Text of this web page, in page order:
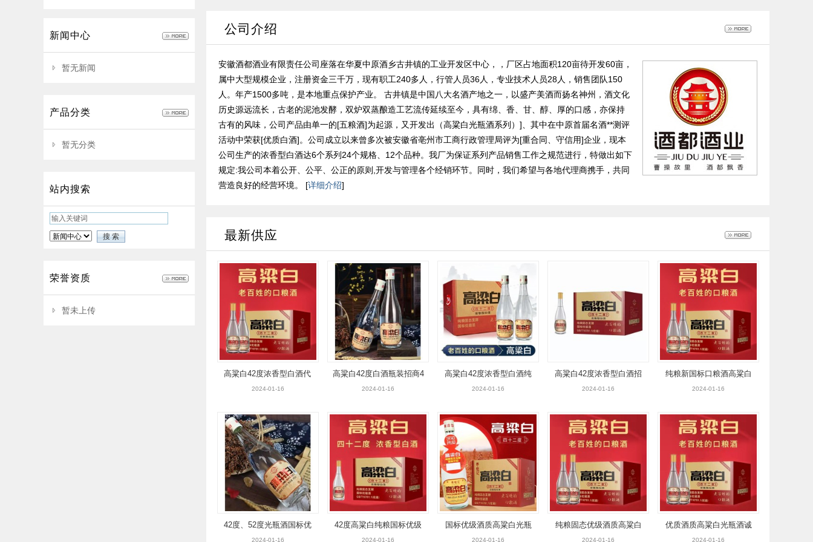
新闻中心
暂无新闻
产品分类
暂无分类
站内搜索
荣誉资质
暂未上传
公司介绍
安徽酒都酒业有限责任公司座落在华夏中原酒乡古井镇的工业开发区中心，，厂区占地面积120亩待开发60亩，
属中大型规模企业，注册资金三千万，现有职工240多人，行管人员36人，专业技术人员28人，销售团队150
人。年产1500多吨，是本地重点保护产业。 古井镇是中国八大名酒产地之一，以盛产美酒而扬名神州，酒文化
历史源远流长，古老的泥池发酵，双炉双蒸酿造工艺流传延续至今，具有绵、香、甘、醇、厚的口感，亦保持
古有的风味，公司产品由单一的[五粮酒]为起源，又开发出（高粱白光瓶酒系列）]、其中在中原首届名酒**测评
活动中荣获[优质白酒]。公司成立以来曾多次被安徽省亳州市工商行政管理局评为[重合同、守信用]企业，现本
公司生产的浓香型白酒达6个系列24个规格、12个品种。我厂为保证系列产品销售工作之规范进行，特做出如下
规定:我公司本着公开、公平、公正的原则,开发与管理各个经销环节。同时，我们希望与各地代理商携手，共同
营造良好的经营环境。 [详细介绍]
最新供应
高粱白42度浓香型白酒代
理招商
2024-01-16
高粱白42度白酒瓶装招商4
80ml
2024-01-16
高粱白42度浓香型白酒纯
粮固态发酵白酒招商
2024-01-16
高粱白42度浓香型白酒招
商
2024-01-16
纯粮新国标口粮酒高粱白
光瓶酒全国各地招商中
2024-01-16
42度、52度光瓶酒国标优
2024-01-16
42度高粱白纯粮国标优级
2024-01-16
国标优级酒质高粱白光瓶
2024-01-16
纯粮固态优级酒质高粱白
2024-01-16
优质酒质高粱白光瓶酒诚
2024-01-16